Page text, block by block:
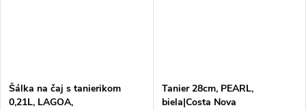
Šálka na čaj s tanierikom
0,21L, LAGOA,
Tanier 28cm, PEARL,
biela|Costa Nova